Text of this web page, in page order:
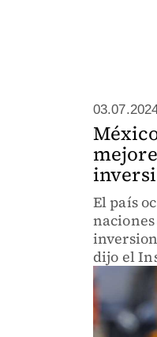
El país
dijo el